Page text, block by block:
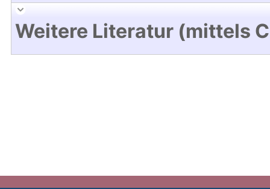
Weitere Literatur (mittels